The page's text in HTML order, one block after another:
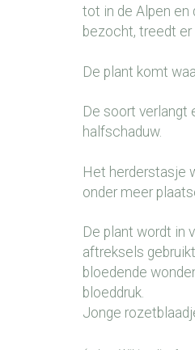
tot in de Alpen
bezocht, treedt er
De plant komt
De soort verlangt
halfschaduw.
Het herderstasje
onder meer
De plant wordt in
aftreksels
bloedende
bloeddruk.
Jonge